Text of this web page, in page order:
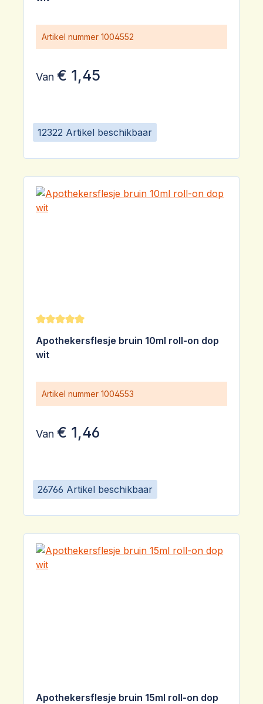
12322 Artikel beschikbaar
Artikel nummer 1004552
Van € 1,45
26766 Artikel beschikbaar
Gemiddelde waardering van 5 van 5 sterren
Apothekersflesje bruin 10ml roll-on dop
wit
Artikel nummer 1004553
Van € 1,46
Apothekersflesje bruin 15ml roll-on dop